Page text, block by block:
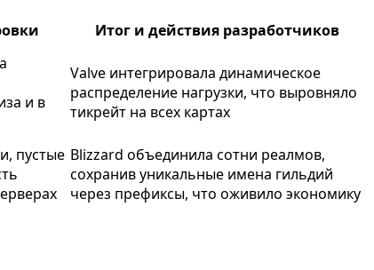
Итог и действия разработчиков
и в
Valve интегрировала динамическое
распределение нагрузки, что выровняло
тикрейт на всех картах
пустые Blizzard объединила сотни реалмов,
сохранив уникальные имена гильдий
через префиксы, что оживило экономику